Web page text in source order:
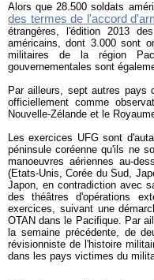
Alors que 28.500 soldats
des termes de l'accord
étrangères, l'édition 2013
américains, dont 3.000 sont
militaires de la région
gouvernementales sont
Par ailleurs, sept autres pays
officiellement comme
Nouvelle-Zélande et le
Les exercices UFG sont
péninsule coréenne qu'ils ne
manoeuvres aériennes au-
(Etats-Unis, Corée du Sud,
Japon, en contradiction avec
des théâtres d'opérations
exercices, suivant une
OTAN dans le Pacifique. Par
la semaine précédente, de
révisionniste de l'histoire
dans les pays victimes du